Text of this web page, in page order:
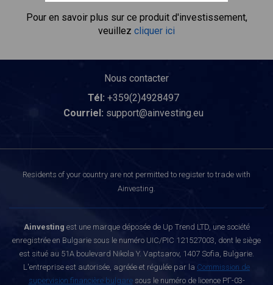
Pour en savoir plus sur ce produit d'investissement,
veuillez cliquer ici
Nous contacter
Tél: +359(2)4928497
Courriel: support@ainvesting.eu
Residents of your country are not permitted to register to trade with
Ainvesting.
Ainvesting est une marque déposée de Up Trend LTD, une société
enregistrée en Bulgarie sous le numéro UIC/PIC 121527003, dont le siège
est situé au 51A boulevard Nikola Y. Vaptsarov, 1407 Sofia, Bulgarie.
L'entreprise est autorisée, agréée et régulée par la Commission de
supervision financière bulgaresous le numéro de licence РГ-03-